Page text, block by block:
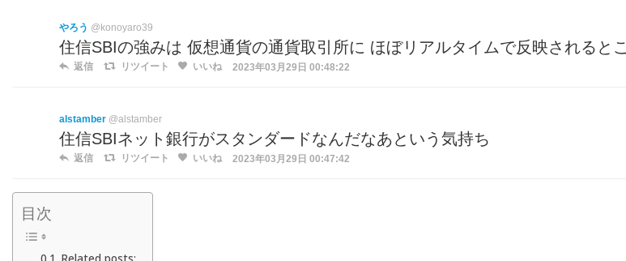
やろう @konoyaro39
住信SBIの強みは 仮想通貨の通貨取引所に ほぼリアルタイムで反映されるとこ
返信 リツイート いいね 2023年03月29日 00:48:22
alstamber @alstamber
住信SBIネット銀行がスタンダードなんだなあという気持ち
返信 リツイート いいね 2023年03月29日 00:47:42
目次
Related posts: